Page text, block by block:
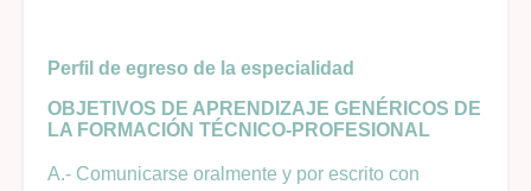
Perfil de egreso de la especialidad
OBJETIVOS DE APRENDIZAJE GENÉRICOS DE
LA FORMACIÓN TÉCNICO-PROFESIONAL
A.- Comunicarse oralmente y por escrito con